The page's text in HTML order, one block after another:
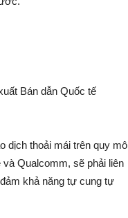
Bán dẫn Quốc tế
dịch thoải mái trên quy mô
Qualcomm, sẽ phải liên
khả năng tự cung tự